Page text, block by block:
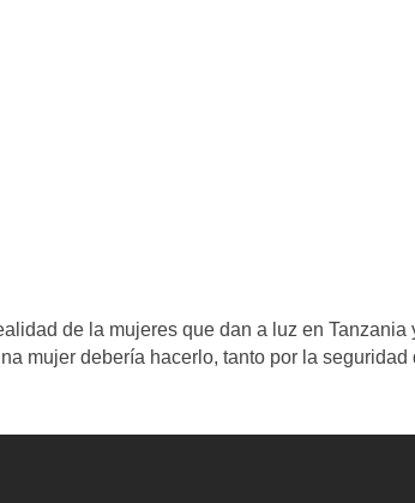
de la mujeres que dan a luz en
mujer debería hacerlo, tanto por la